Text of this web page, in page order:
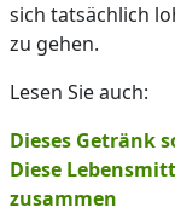
sich tatsächlich
zu gehen.
Lesen Sie auch:
Dieses Getränk
Diese
zusammen